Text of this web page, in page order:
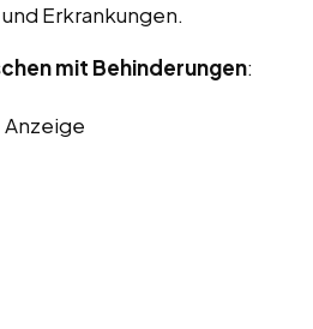
Erkrankungen.
mit Behinderungen:
Anzeige